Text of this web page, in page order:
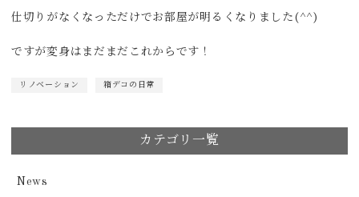
仕切りがなくなっただけでお部屋が明るくなりました(^^)
ですが変身はまだまだこれからです！
リノベーション 箱デコの日常
カテゴリ一覧
News